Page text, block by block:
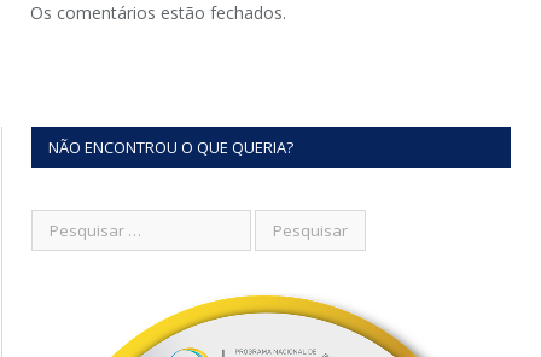
Os comentários estão fechados.
NÃO ENCONTROU O QUE QUERIA?